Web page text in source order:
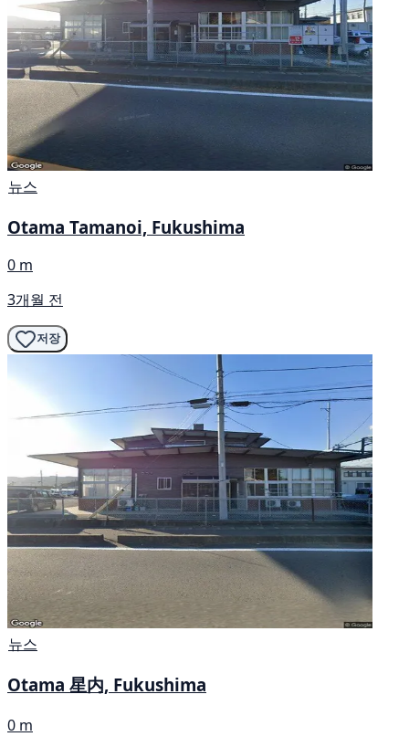
뉴스
Otama Tamanoi, Fukushima
0 m
3개월 전
저장
뉴스
Otama 星内, Fukushima
0 m